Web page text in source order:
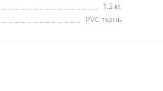
1.2 м.
PVC ткань